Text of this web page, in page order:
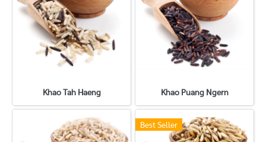
Khao Tah Haeng Khao Puang Ngern
Best Seller